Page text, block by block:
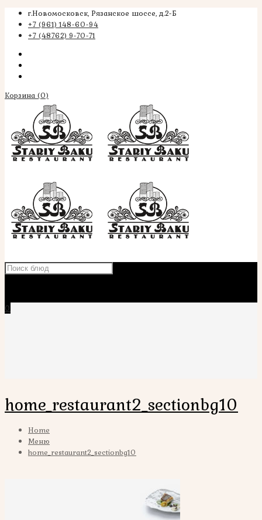
г.Новомосковск, Рязанское шоссе, д.2-Б
+7 (961) 148-60-94
+7 (48762) 9-70-71
Корзина (0)
0
home_restaurant2_sectionbg10
Home
Меню
home_restaurant2_sectionbg10